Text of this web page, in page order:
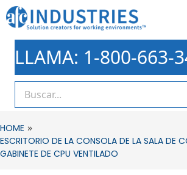
LLAMA: 1-800-663-
HOME »
ESCRITORIO DE LA CONSOLA DE LA SALA DE
GABINETE DE CPU VENTILADO